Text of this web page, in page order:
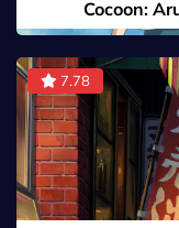
Cocoon:
7.78